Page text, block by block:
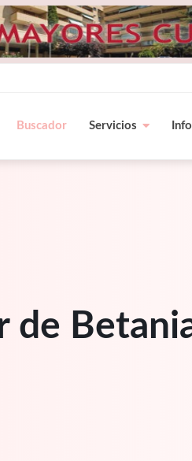
Buscador Servicios
de